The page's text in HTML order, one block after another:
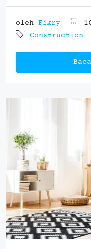
oleh Fikry
Construction